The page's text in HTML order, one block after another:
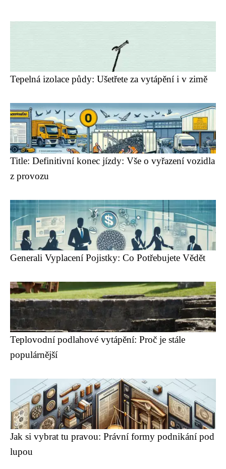
Tepelná izolace půdy: Ušetřete za vytápění i v zimě
Title: Definitivní konec jízdy: Vše o vyřazení vozidla
z provozu
Generali Vyplacení Pojistky: Co Potřebujete Vědět
Teplovodní podlahové vytápění: Proč je stále
populárnější
Jak si vybrat tu pravou: Právní formy podnikání pod
lupou